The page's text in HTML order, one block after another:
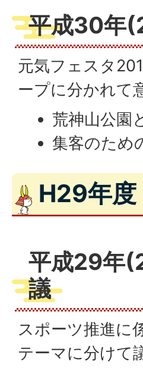
平成30年
元気フェスタ
ープに分かれて
荒神山公園
集客のため
H29年度
平成29年
議
スポーツ推進に
テーマに分けて